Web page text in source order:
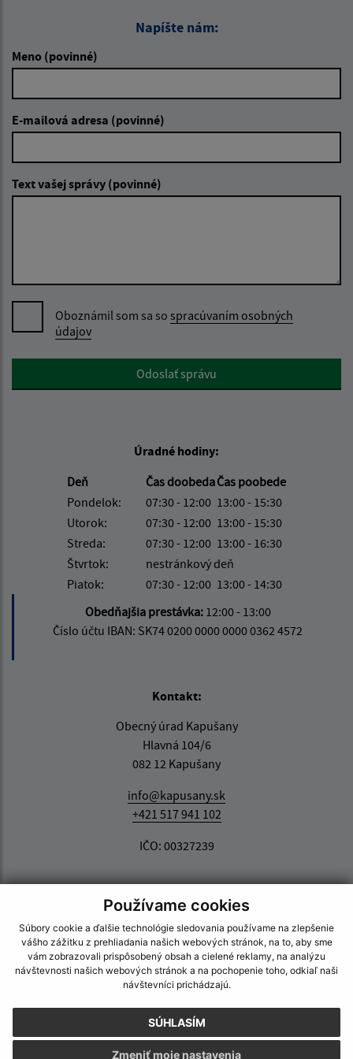
Používame cookies
Súbory cookie a ďalšie technológie sledovania používame na zlepšenie
vášho zážitku z prehliadania našich webových stránok, na to, aby sme
vám zobrazovali prispôsobený obsah a cielené reklamy, na analýzu
návštevnosti našich webových stránok a na pochopenie toho, odkiaľ naši
návštevníci prichádzajú.
SÚHLASÍM
Zmeniť moje nastavenia
Napíšte nám:
Meno (povinné)
E-mailová adresa (povinné)
Text vašej správy (povinné)
Oboznámil som sa so spracúvaním osobných
údajov
Google reCaptcha ResponseOdoslať správu
Úradné hodiny:
Deň
Čas doobedaČas poobede
Pondelok:
07:30 - 12:00 13:00 - 15:30
Utorok:
07:30 - 12:00 13:00 - 15:30
Streda:
07:30 - 12:00 13:00 - 16:30
Štvrtok:
nestránkový deň
Piatok:
07:30 - 12:00 13:00 - 14:30
Obedňajšia prestávka: 12:00 - 13:00
Číslo účtu IBAN: SK74 0200 0000 0000 0362 4572
Kontakt:
Obecný úrad Kapušany
Hlavná 104/6
082 12 Kapušany
info@kapusany.sk
+421 517 941 102
IČO: 00327239